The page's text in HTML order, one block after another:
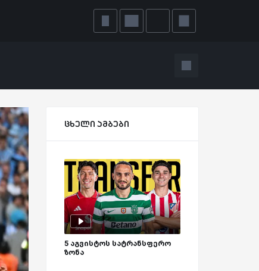
ცხელი ამბები
5 აგვისტოს სატრანსფერო
ზონა